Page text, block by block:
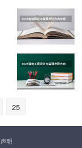
25
明